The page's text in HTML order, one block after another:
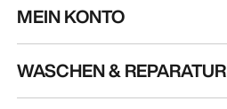
MEIN KONTO
WASCHEN & REPARATUR